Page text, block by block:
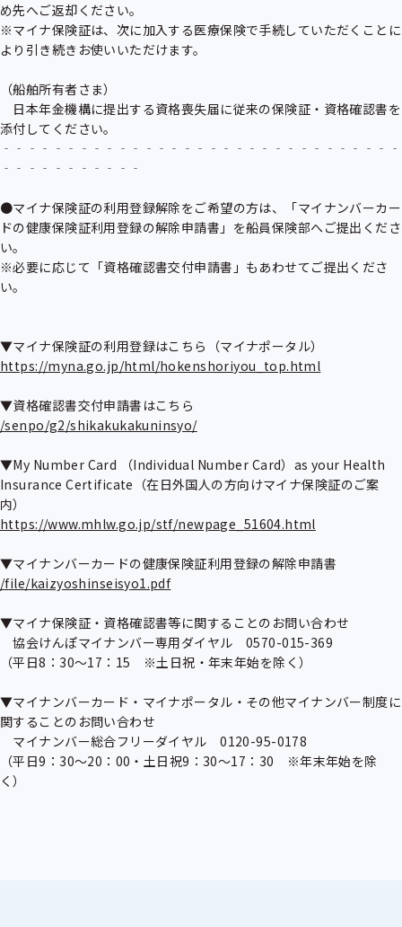
め先へご返却ください。
※マイナ保険証は、次に加入する医療保険で手続していただくことに
より引き続きお使いいただけます。
（船舶所有者さま）
日本年金機構に提出する資格喪失届に従来の保険証・資格確認書を
添付してください。
‐‐‐‐‐‐‐‐‐‐‐‐‐‐‐‐‐‐‐‐‐‐‐‐‐‐‐‐‐‐‐
‐‐‐‐‐‐‐‐‐‐‐
●マイナ保険証の利用登録解除をご希望の方は、「マイナンバーカー
ドの健康保険証利用登録の解除申請書」を船員保険部へご提出くださ
い。
※必要に応じて「資格確認書交付申請書」もあわせてご提出くださ
い。
https://myna.go.jp/html/hokenshoriyou_top.html
/senpo/g2/shikakukakuninsyo/
▼My Number Card （Individual Number Card）as your Health
Insurance Certificate（在日外国人の方向けマイナ保険証のご案
https://www.mhlw.go.jp/stf/newpage_51604.html
/file/kaizyoshinseisyo1.pdf
▼マイナ保険証・資格確認書等に関することのお問い合わせ
協会けんぽマイナンバー専用ダイヤル　0570-015-369
（平日8：30～17：15　※土日祝・年末年始を除く）
▼マイナンバーカード・マイナポータル・その他マイナンバー制度に
関することのお問い合わせ
マイナンバー総合フリーダイヤル　0120-95-0178
（平日9：30～20：00・土日祝9：30～17：30　※年末年始を除
く）